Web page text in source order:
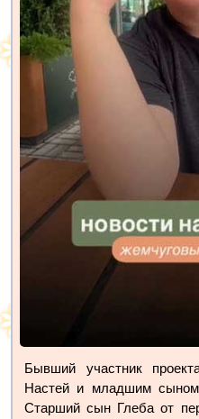
Бывший участник
Настей и младшим
Старший сын Глеба от